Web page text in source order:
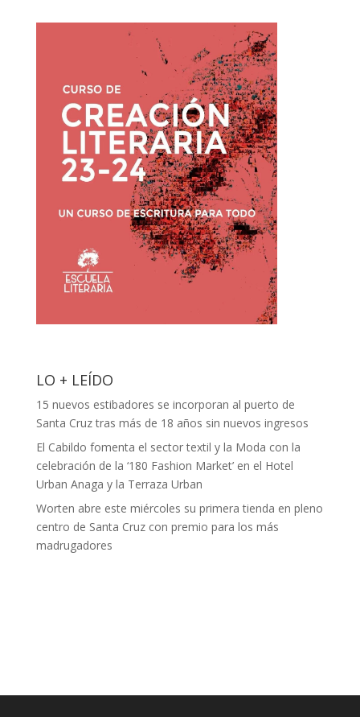
LO + LEÍDO
15 nuevos estibadores se incorporan al puerto de
Santa Cruz tras más de 18 años sin nuevos ingresos
El Cabildo fomenta el sector textil y la Moda con la
celebración de la ‘180 Fashion Market’ en el Hotel
Urban Anaga y la Terraza Urban
Worten abre este miércoles su primera tienda en pleno
centro de Santa Cruz con premio para los más
madrugadores